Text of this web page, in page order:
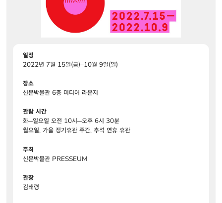
일정
2022년 7월 15일(금)–10월 9일(일)
장소
신문박물관 6층 미디어 라운지
관람 시간
화─일요일 오전 10시─오후 6시 30분
월요일, 가을 정기휴관 주간, 추석 연휴 휴관
주최
신문박물관 PRESSEUM
관장
김태령